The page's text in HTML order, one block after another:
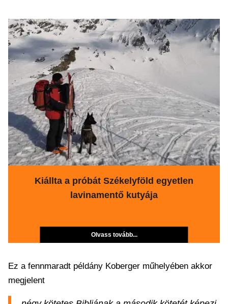
Kiállta a próbát Székelyföld egyetlen
lavinamentő kutyája
Olvass tovább...
Ez a fennmaradt példány Koberger műhelyében akkor
megjelent